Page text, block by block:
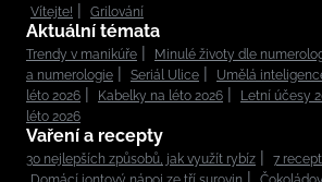
Vítejte!
Grilování
Aktuální témata
Trendy v manikúře Minulé životy dle
a numerologie
Seriál Ulice Umělá
léto 2026
Kabelky na léto 2026 Letní účesy
léto 2026
Vaření a recepty
30 nejlepších způsobů, jak využít rybíz
7